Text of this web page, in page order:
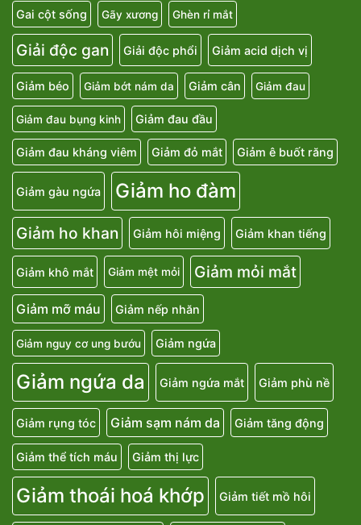
Gai cột sống Gãy xương Ghèn rỉ mắt
Giải độc gan Giải độc phổi Giảm acid dịch vị
Giảm béo Giảm bớt nám da Giảm cân Giảm đau
Giảm đau bụng kinh Giảm đau đầu
Giảm đau kháng viêm Giảm đỏ mắt Giảm ê buốt răng
Giảm gàu ngứa Giảm ho đàm
Giảm ho khan Giảm hôi miệng Giảm khan tiếng
Giảm khô mắt Giảm mệt mỏi Giảm mỏi mắt
Giảm mỡ máu Giảm nếp nhăn
Giảm nguy cơ ung bướu Giảm ngứa
Giảm ngứa da Giảm ngứa mắt Giảm phù nề
Giảm rụng tóc Giảm sạm nám da Giảm tăng động
Giảm thể tích máu Giảm thị lực
Giảm thoái hoá khớp Giảm tiết mồ hôi